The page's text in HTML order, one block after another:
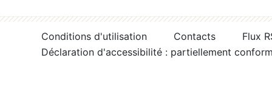
Conditions d'utilisation Contacts
Flux
Déclaration d'accessibilité : partiellement